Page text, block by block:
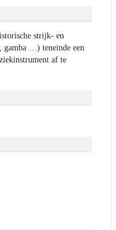
strijk- en
…) teneinde een
af te